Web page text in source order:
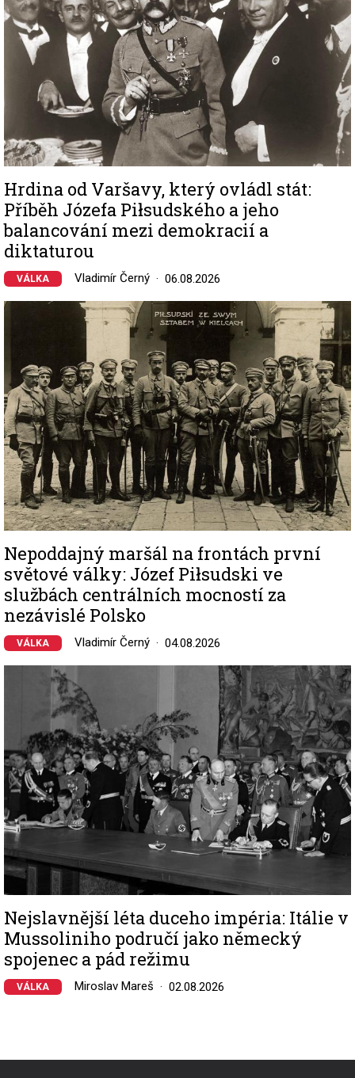
Hrdina od Varšavy, který ovládl stát:
Příběh Józefa Piłsudského a jeho
balancování mezi demokracií a
diktaturou
VÁLKA Vladimír Černý 06.08.2026
Image
Nepoddajný maršál na frontách první
světové války: Józef Piłsudski ve
službách centrálních mocností za
nezávislé Polsko
VÁLKA Vladimír Černý 04.08.2026
Nejslavnější léta duceho impéria: Itálie v
Mussoliniho područí jako německý
spojenec a pád režimu
VÁLKA Miroslav Mareš 02.08.2026